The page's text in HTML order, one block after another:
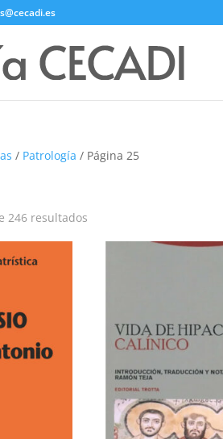
/ Patrología / Página 25
246 resultados